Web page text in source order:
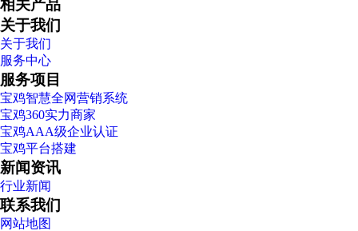
相关产品
关于我们
关于我们
服务中心
服务项目
宝鸡智慧全网营销系统
宝鸡360实力商家
宝鸡AAA级企业认证
宝鸡平台搭建
新闻资讯
行业新闻
联系我们
网站地图